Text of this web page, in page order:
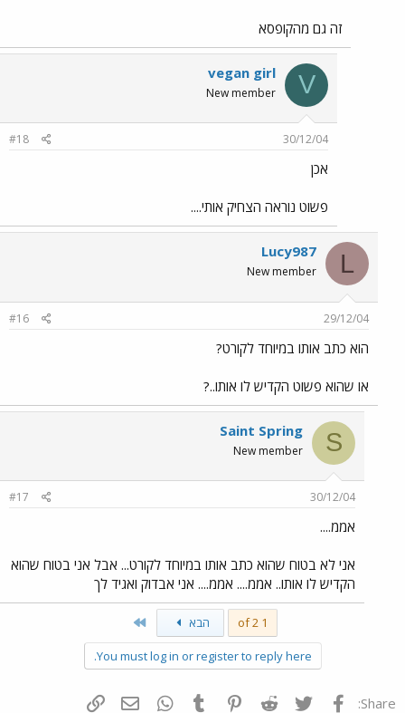
זה גם מהקופסא
V
vegan girl
New member
30/12/04
#18
אכן
פשוט נוראה הצחיק אותי....
L
Lucy987
New member
29/12/04
#16
הוא כתב אותו במיוחד לקורט?
או שהוא פשוט הקדיש לו אותו..?
S
Saint Spring
New member
30/12/04
#17
אממ....
אני לא בטוח שהוא כתב אותו במיוחד לקורט... אבל אני בטוח שהוא
הקדיש לו אותו.. אממ.... אממ.... אני אבדוק ואגיד לך
1 of 2 הבא
You must log in or register to reply here.
Share: פייסבוק Twitter
Reddit
Pinterest
Tumblr
WhatsAppדואר אלקטרוני